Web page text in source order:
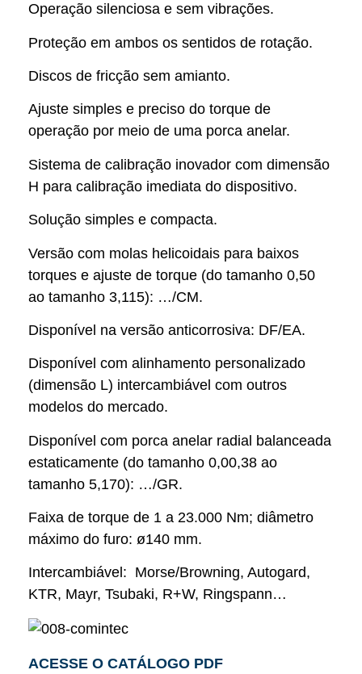
Operação silenciosa e sem vibrações.
Proteção em ambos os sentidos de rotação.
Discos de fricção sem amianto.
Ajuste simples e preciso do torque de
operação por meio de uma porca anelar.
Sistema de calibração inovador com dimensão
H para calibração imediata do dispositivo.
Solução simples e compacta.
Versão com molas helicoidais para baixos
torques e ajuste de torque (do tamanho 0,50
ao tamanho 3,115): …/CM.
Disponível na versão anticorrosiva: DF/EA.
Disponível com alinhamento personalizado
(dimensão L) intercambiável com outros
modelos do mercado.
Disponível com porca anelar radial balanceada
estaticamente (do tamanho 0,00,38 ao
tamanho 5,170): …/GR.
Faixa de torque de 1 a 23.000 Nm; diâmetro
máximo do furo: ø140 mm.
Intercambiável: Morse/Browning, Autogard,
KTR, Mayr, Tsubaki, R+W, Ringspann…
ACESSE O CATÁLOGO PDF